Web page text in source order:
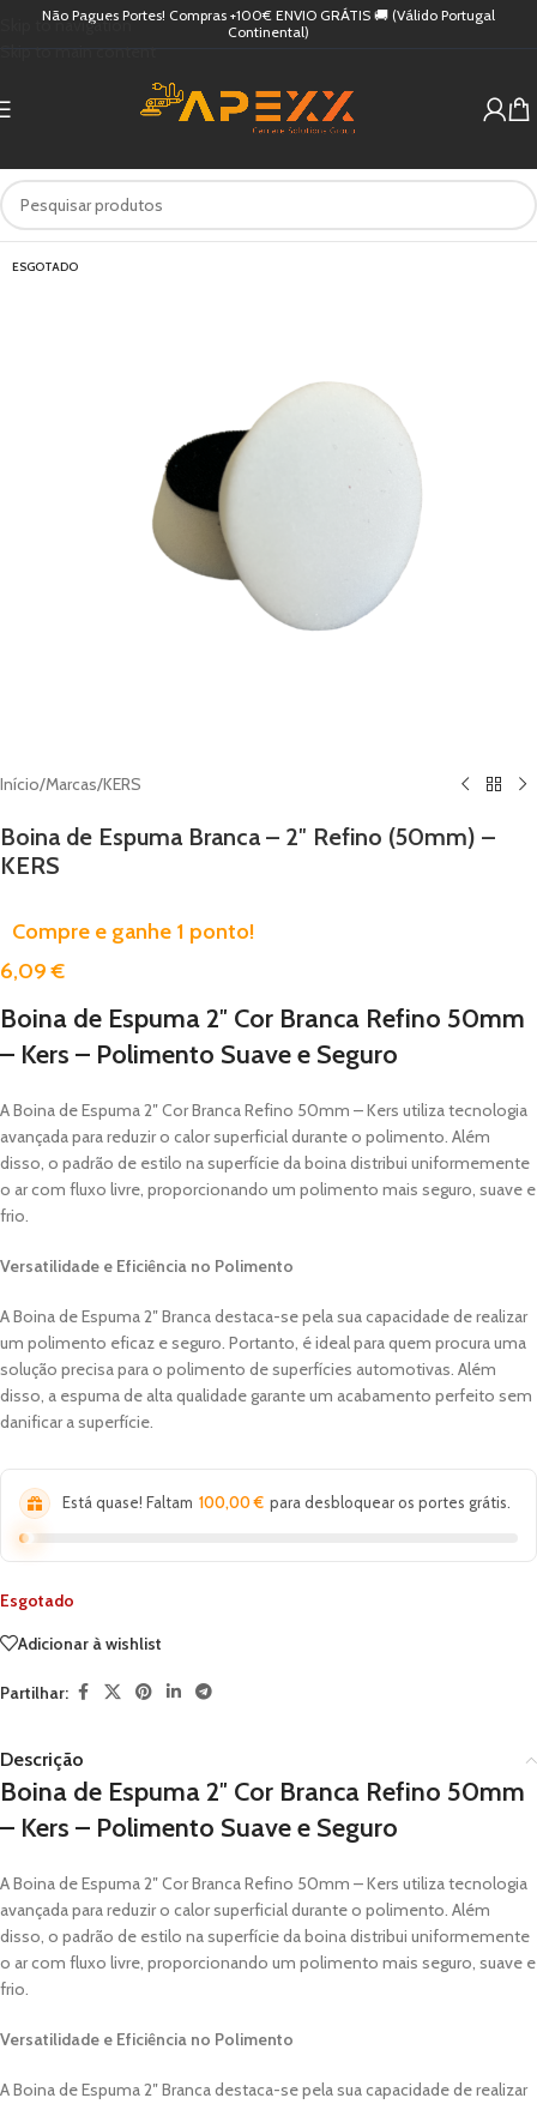
Skip to navigation
Não Pagues Portes! Compras +100€ ENVIO GRÁTIS 🚚 (Válido Portugal
Continental)
ESGOTADO
Início/Marcas/KERS
Boina de Espuma Branca – 2″ Refino (50mm) –
KERS
Compre e ganhe 1 ponto!
6,09€
Boina de Espuma 2″ Cor Branca Refino 50mm
– Kers – Polimento Suave e Seguro
A Boina de Espuma 2″ Cor Branca Refino 50mm – Kers utiliza tecnologia
avançada para reduzir o calor superficial durante o polimento. Além
disso, o padrão de estilo na superfície da boina distribui uniformemente
o ar com fluxo livre, proporcionando um polimento mais seguro, suave e
frio.
Versatilidade e Eficiência no Polimento
A Boina de Espuma 2″ Branca destaca-se pela sua capacidade de realizar
um polimento eficaz e seguro. Portanto, é ideal para quem procura uma
solução precisa para o polimento de superfícies automotivas. Além
disso, a espuma de alta qualidade garante um acabamento perfeito sem
danificar a superfície.
Está quase! Faltam 100,00€ para desbloquear os portes grátis.
Esgotado
Adicionar à wishlist
Partilhar:
Descrição
Boina de Espuma 2″ Cor Branca Refino 50mm
– Kers – Polimento Suave e Seguro
A Boina de Espuma 2″ Cor Branca Refino 50mm – Kers utiliza tecnologia
avançada para reduzir o calor superficial durante o polimento. Além
disso, o padrão de estilo na superfície da boina distribui uniformemente
o ar com fluxo livre, proporcionando um polimento mais seguro, suave e
frio.
Versatilidade e Eficiência no Polimento
A Boina de Espuma 2″ Branca destaca-se pela sua capacidade de realizar